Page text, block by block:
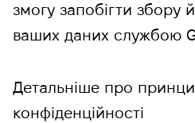
змогу запобігти збору
ваших даних службою
Детальніше про
конфіденційності